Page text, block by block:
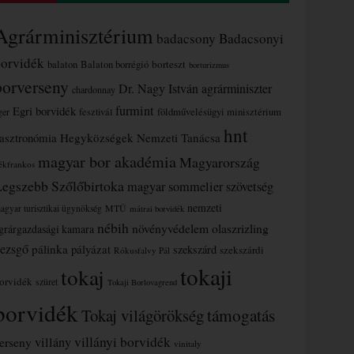
badacsony Badacsonyi
balaton Balaton borrégió borteszt borturizmus
chardonnay Dr. Nagy István agrárminiszter
Egri borvidék fesztivál furmint földművelésügyi minisztérium
Hegyközségek Nemzeti Tanácsa hnt
magyar bor akadémia Magyarország
Szőlőbirtoka magyar sommelier szövetség
turisztikai ügynökség MTÜ mátrai borvidék nemzeti
kamara nébih növényvédelem olaszrizling
pálinka pályázat Rókusfalvy Pál szekszárd szekszárdi
szüret tokaj Tokaji Borlovagrend tokaji
Tokaj világörökségtámogatás
villány villányi borvidék vinitaly